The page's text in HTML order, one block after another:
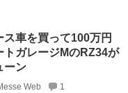
ス車を買って100万円
トガレージMのRZ34が
ーン
Web 1